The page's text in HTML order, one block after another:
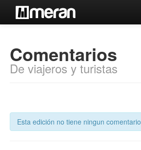
Búsqueda Avanzada
Estantes Virtuales
Contacto
Comentarios
De viajeros y turistas
Esta edición no tiene ningun comentario